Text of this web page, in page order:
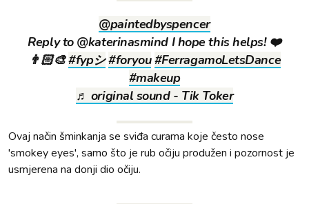
@paintedbyspencer
Reply to @katerinasmind I hope this helps! ❤️
👨🏻‍🎨#fypシ#foryou #FerragamoLetsDance
#makeup
♬ original sound - Tik Toker
Ovaj način šminkanja se sviđa curama koje često nose
'smokey eyes', samo što je rub očiju produžen i pozornost je
usmjerena na donji dio očiju.